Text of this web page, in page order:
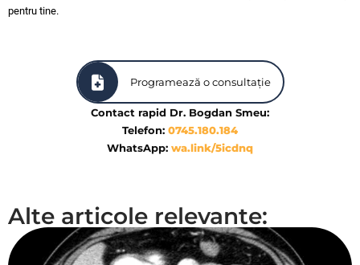
pentru tine.
Programează o consultație
Contact rapid Dr. Bogdan Smeu:
Telefon: 0745.180.184
WhatsApp: wa.link/5icdnq
Alte articole relevante: